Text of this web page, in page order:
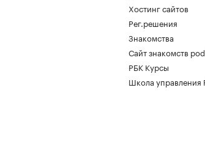
Хостинг сайтов
Рег.решения
Знакомства
Сайт знакомств
РБК Курсы
Школа управления